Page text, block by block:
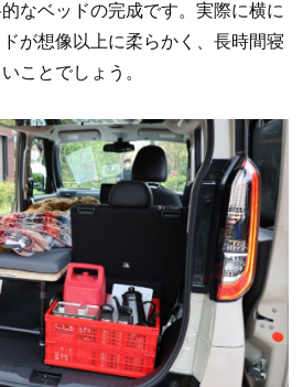
なベッドの完成です。実際に横に
が想像以上に柔らかく、長時間寝
ことでしょう。